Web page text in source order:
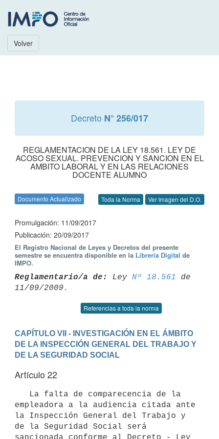
Volver
Decreto N° 256/017
REGLAMENTACION DE LA LEY 18.561. LEY DE
ACOSO SEXUAL. PREVENCION Y SANCION EN EL
AMBITO LABORAL Y EN LAS RELACIONES
DOCENTE ALUMNO
Documento Actualizado Toda la Norma Ver Imagen del D.O.
Promulgación: 11/09/2017
Publicación: 20/09/2017
El Registro Nacional de Leyes y Decretos del presente
semestre se encuentra disponible en la Librería Digital de
IMPO.
Reglamentario/a de: Ley Nº 18.561
de
Referencias a toda la norma
CAPÍTULO VII - INVESTIGACIÓN EN EL ÁMBITO
DE LA INSPECCIÓN GENERAL DEL TRABAJO Y
DE LA SEGURIDAD SOCIAL
Artículo 22
empleadora a la audiencia citada ante
la Inspección General del Trabajo y
de la Seguridad Social será